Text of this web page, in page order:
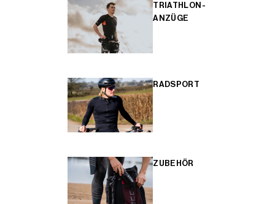
TRIATHLON-
ANZÜGE
RADSPORT
ZUBEHÖR